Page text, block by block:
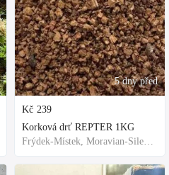
5 dny před
Kč 239
Korková drť REPTER 1KG
Frýdek-Místek, Moravian-Silesian Region,Others